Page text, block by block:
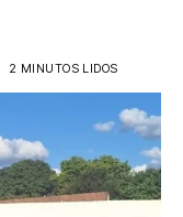
2 MINUTOS LIDOS